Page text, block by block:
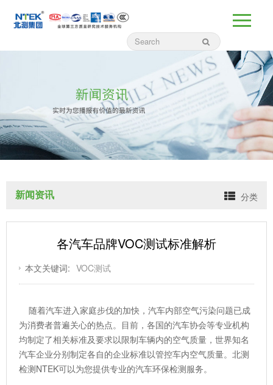
新闻资讯 分类
各汽车品牌VOC测试标准解析
本文关键词: VOC测试
随着汽车进入家庭步伐的加快，汽车内部空气污染问题已成
为消费者普遍关心的热点。目前，各国的汽车协会等专业机构
均制定了相关标准及要求以限制车辆内的空气质量，世界知名
汽车企业分别制定各自的企业标准以管控车内空气质量。北测
检测NTEK可以为您提供专业的汽车环保检测服务。